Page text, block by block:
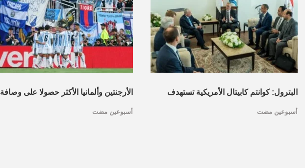
البترول: كوانتم كابيتال الأمريكية تستهدف
أسبوعين مضت
الأرجنتين وألمانيا الأكثر حصولا على وصافة
أسبوعين مضت